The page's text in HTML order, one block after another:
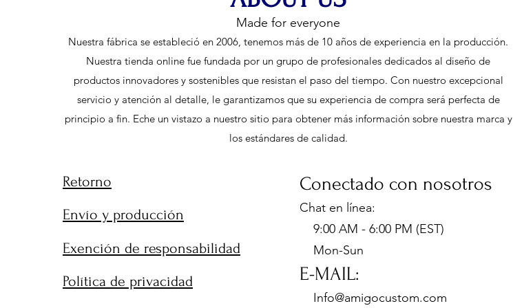
Made for everyone
Nuestra fábrica se estableció en 2006, tenemos más de 10 años de experiencia en la producción.
Nuestra tienda online fue fundada por un grupo de profesionales dedicados al diseño de
productos innovadores y sostenibles que resistan el paso del tiempo. Con nuestro excepcional
servicio y atención al detalle, le garantizamos que su experiencia de compra será perfecta de
principio a fin. Eche un vistazo a nuestro sitio para obtener más información sobre nuestra marca y
los estándares de calidad.
Conectado con nosotros
Chat en línea:
9:00 AM - 6:00 PM (EST)
Mon-Sun
E-MAIL:
Info@amigocustom.com
Retorno
Envío y producción
Exención de responsabilidad
Política de privacidad